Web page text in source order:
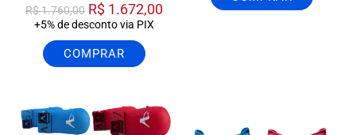
R$1.760,00 R$1.672,00
+5% de desconto via PIX
COMPRAR